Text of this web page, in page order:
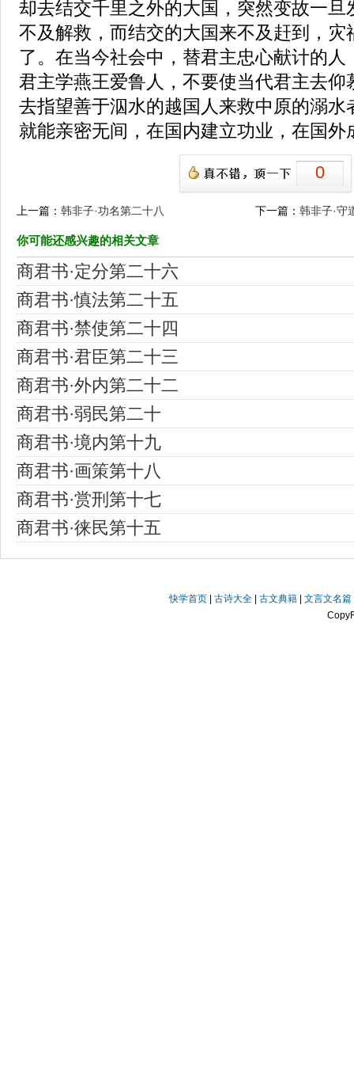
却去结交千里之外的大国，突然变故一旦
不及解救，而结交的大国来不及赶到，灾
了。在当今社会中，替君主忠心献计的
君主学燕王爱鲁人，不要使当代君主去仰
去指望善于泅水的越国人来救中原的溺水
就能亲密无间，在国内建立功业，在国外
0
上一篇： 韩非子·功名第二十八 下一篇：韩非子·守
你可能还感兴趣的相关文章
商君书·定分第二十六
商君书·慎法第二十五
商君书·禁使第二十四
商君书·君臣第二十三
商君书·外内第二十二
商君书·弱民第二十
商君书·境内第十九
商君书·画策第十八
商君书·赏刑第十七
商君书·徕民第十五
快学首页 |古诗大全 |古文典籍 |文言文名篇